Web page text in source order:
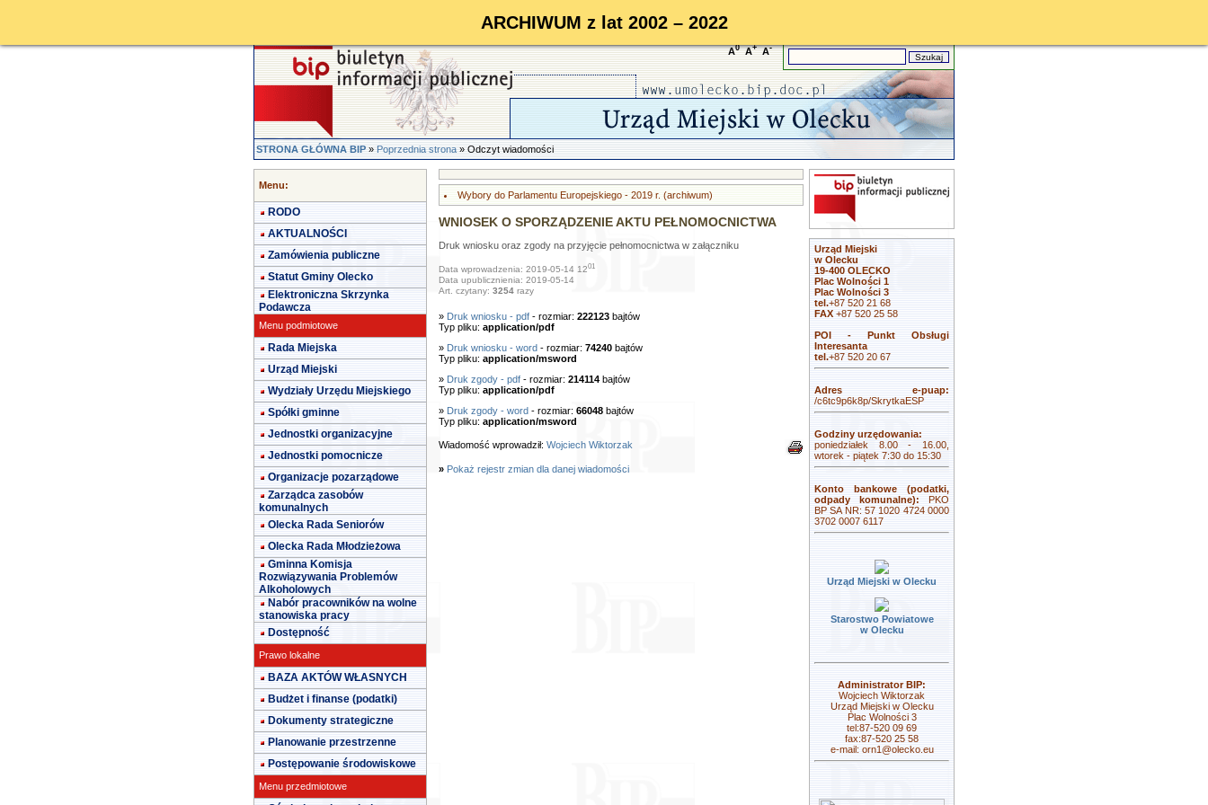
ARCHIWUM z lat 2002 – 2022
A0 A+ A-
STRONA GŁÓWNA BIP»Poprzednia strona» Odczyt wiadomości
Menu:
RODO
AKTUALNOŚCI
Zamówienia publiczne
Statut Gminy Olecko
Elektroniczna Skrzynka
Podawcza
Menu podmiotowe
Rada Miejska
Urząd Miejski
Wydziały Urzędu Miejskiego
Spółki gminne
Jednostki organizacyjne
Jednostki pomocnicze
Organizacje pozarządowe
Zarządca zasobów
komunalnych
Olecka Rada Seniorów
Olecka Rada Młodzieżowa
Gminna Komisja
Rozwiązywania Problemów
Alkoholowych
Nabór pracowników na wolne
stanowiska pracy
Dostępność
Prawo lokalne
BAZA AKTÓW WŁASNYCH
Budżet i finanse (podatki)
Dokumenty strategiczne
Planowanie przestrzenne
Postępowanie środowiskowe
Menu przedmiotowe
Wybory do Parlamentu Europejskiego - 2019 r. (archiwum)
WNIOSEK O SPORZĄDZENIE AKTU PEŁNOMOCNICTWA
Druk wniosku oraz zgody na przyjęcie pełnomocnictwa w załączniku
Data wprowadzenia: 2019-05-14 1201
Data upublicznienia: 2019-05-14
Art. czytany: 3254razy
» Druk wniosku - pdf- rozmiar: 222123bajtów
Typ pliku: application/pdf
» Druk wniosku - word- rozmiar: 74240bajtów
Typ pliku: application/msword
» Druk zgody - pdf- rozmiar: 214114bajtów
Typ pliku: application/pdf
» Druk zgody - word- rozmiar: 66048bajtów
Typ pliku: application/msword
Wiadomość wprowadził: Wojciech Wiktorzak
» Pokaż rejestr zmian dla danej wiadomości
Urząd Miejski
w Olecku
19-400 OLECKO
Plac Wolności 1
Plac Wolności 3
tel.+87 520 21 68
FAX +87 520 25 58
POI - Punkt Obsługi
Interesanta
tel.+87 520 20 67
Adres e-puap:
/c6tc9p6k8p/SkrytkaESP
Godziny urzędowania:
poniedziałek 8.00 - 16.00,
wtorek - piątek 7:30 do 15:30
Konto bankowe (podatki,
odpady komunalne): PKO
BP SA NR: 57 1020 4724 0000
3702 0007 6117
Urząd Miejski w Olecku
Starostwo Powiatowe
w Olecku
Administrator BIP:
Wojciech Wiktorzak
Urząd Miejski w Olecku
Plac Wolności 3
tel:87-520 09 69
fax:87-520 25 58
e-mail: orn1@olecko.eu